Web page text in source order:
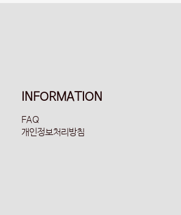
INFORMATION
FAQ
개인정보처리방침